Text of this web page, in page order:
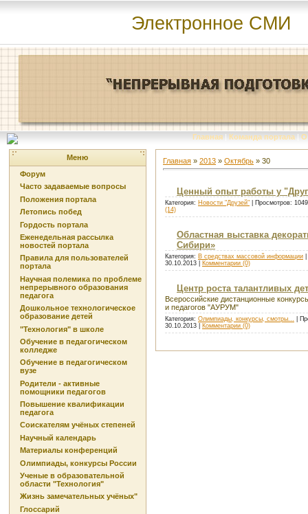
Электронное СМИ
Главная | Команда портала | О
Меню
Форум
Часто задаваемые вопросы
Положения портала
Летопись побед
Гордость портала
Еженедельная рассылка
новостей портала
Правила для пользователей
портала
Научная полемика по проблеме
непрерывного образования
педагога
Дошкольное технологическое
образование детей
"Технология" в школе
Обучение в педагогическом
колледже
Обучение в педагогическом
вузе
Родители - активные
помощники педагогов
Повышение квалификации
педагога
Соискателям учёных степеней
Научный календарь
Материалы конференций
Олимпиады, конкурсы России
Ученые в образовательной
области "Технология"
Жизнь замечательных учёных"
Глоссарий
Главная » 2013 » Октябрь » 30
Ценный опыт работы у
Категория: Новости "Друзей" | Просмотров:
(14)
Областная выставка
Сибири»
Категория: В средствах массовой информации
30.10.2013
Комментарии (0)
Центр роста талантливых
Всероссийские дистанционные
и педагогов "АУРУМ"
Категория: Олимпиады, конкурсы, смотры... |
30.10.2013
Комментарии (0)